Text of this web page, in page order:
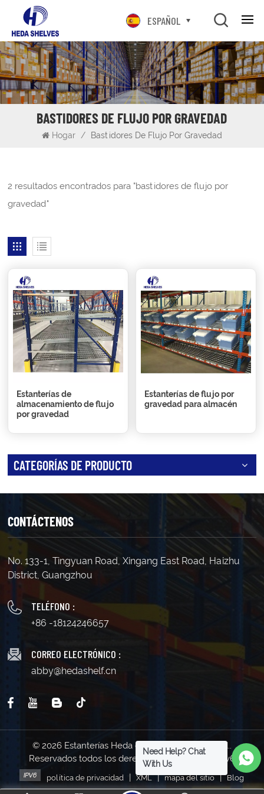
ESPAÑOL
BASTIDORES DE FLUJO POR GRAVEDAD
Hogar / Bastidores De Flujo Por Gravedad
2 resultados encontrados para "bastidores de flujo por
gravedad"
Estanterías de
almacenamiento de flujo
por gravedad
Estanterías de flujo por
gravedad para almacén
CATEGORÍAS DE PRODUCTO
CONTÁCTENOS
No. 133-1, Tingyuan Road, Xingang East Road, Haizhu
District, Guangzhou
TELÉFONO :
+86 -18124246657
CORREO ELECTRÓNICO :
abby@hedashelf.cn
© 2026 Estanterías Heda de Guangzhou Co., Ltd..
Reservados todos los derechos . | Soporta red IPv6
política de privacidad | XML | mapa del sitio | Blog
Need Help? Chat
With Us